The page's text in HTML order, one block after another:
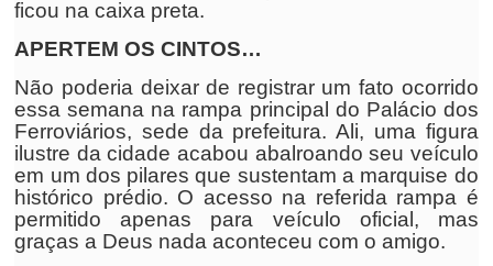
ficou na caixa preta.
APERTEM OS CINTOS…
Não poderia deixar de registrar um fato ocorrido
essa semana na rampa principal do Palácio dos
Ferroviários, sede da prefeitura. Ali, uma figura
ilustre da cidade acabou abalroando seu veículo
em um dos pilares que sustentam a marquise do
histórico prédio. O acesso na referida rampa é
permitido apenas para veículo oficial, mas
graças a Deus nada aconteceu com o amigo.